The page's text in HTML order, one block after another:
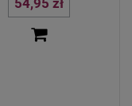
54,95 zł